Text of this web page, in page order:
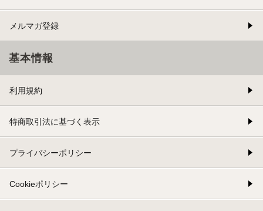
メルマガ登録
基本情報
利用規約
特商取引法に基づく表示
プライバシーポリシー
Cookieポリシー